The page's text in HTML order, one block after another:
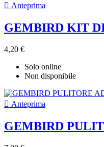
 Anteprima
GEMBIRD KIT
4,20 €
Solo online
Non disponibile
 Anteprima
GEMBIRD